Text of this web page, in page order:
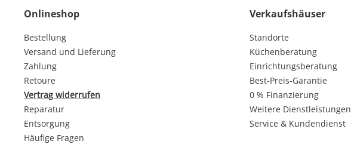
Onlineshop
Bestellung
Versand und Lieferung
Zahlung
Retoure
Vertrag widerrufen
Reparatur
Entsorgung
Häufige Fragen
Verkaufshäuser
Standorte
Küchenberatung
Einrichtungsberatung
Best-Preis-Garantie
0 % Finanzierung
Weitere Dienstleistungen
Service & Kundendienst